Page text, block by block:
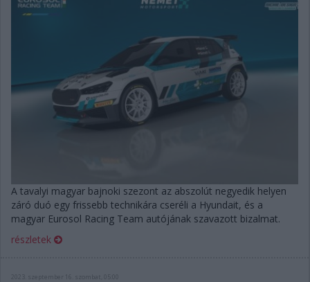
A tavalyi magyar bajnoki szezont az abszolút negyedik helyen
záró duó egy frissebb technikára cseréli a Hyundait, és a
magyar Eurosol Racing Team autójának szavazott bizalmat.
részletek
2023. szeptember 16. szombat, 05:00